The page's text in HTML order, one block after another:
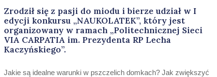
Zrodził się z pasji do miodu i bierze udział w I
edycji konkursu „NAUKOLATEK”, który jest
organizowany w ramach „Politechnicznej Sieci
VIA CARPATIA im. Prezydenta RP Lecha
Kaczyńskiego”.
Jakie są idealne warunki w pszczelich domkach? Jak zwiększyć